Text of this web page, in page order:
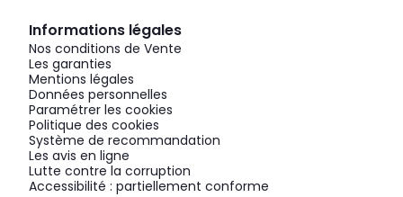
Informations légales
Nos conditions de Vente
Les garanties
Mentions légales
Données personnelles
Paramétrer les cookies
Politique des cookies
Système de recommandation
Les avis en ligne
Lutte contre la corruption
Accessibilité : partiellement conforme